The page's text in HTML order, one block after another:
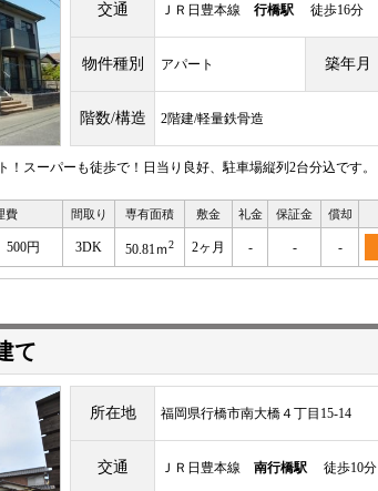
交通 ＪＲ日豊本線 行橋駅 徒歩16分
物件種別 アパート 築年月
階数/構造 2階建/軽量鉄骨造
スーパーも徒歩で！日当り良好、駐車場縦列2台分込です。
費 間取り 専有面積 敷金 礼金 保証金 償却
円 3DK 50.81ｍ2 2ヶ月 - - -
て
所在地 福岡県行橋市南大橋４丁目15-14
交通 ＪＲ日豊本線 南行橋駅 徒歩10分